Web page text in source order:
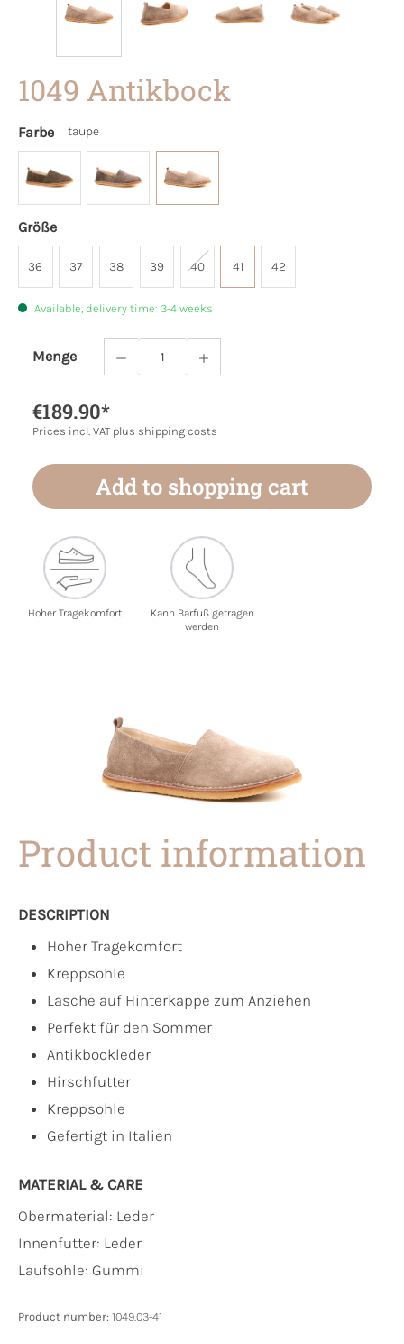
1049 Antikbock
Farbe taupe
Größe
36 37 38 39 40 41 42
Available, delivery time: 3-4 weeks
Menge
Product Quantity: Enter the desired
€189.90*
Prices incl. VAT plus shipping costs
Add to shopping cart
Hoher Tragekomfort
Kann Barfuß getragen
werden
Product information
DESCRIPTION
Hoher Tragekomfort
Kreppsohle
Lasche auf Hinterkappe zum Anziehen
Perfekt für den Sommer
Antikbockleder
Hirschfutter
Kreppsohle
Gefertigt in Italien
MATERIAL & CARE
Obermaterial: Leder
Innenfutter: Leder
Laufsohle: Gummi
Product number: 1049.03-41